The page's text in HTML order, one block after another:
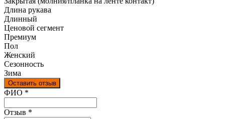
Длина рукава
Длинный
Ценовой сегмент
Премиум
Пол
Женский
Сезонность
Зима
Оставить отзыв
Ваш отзыв был отправлен!
ФИО *
Отзыв *